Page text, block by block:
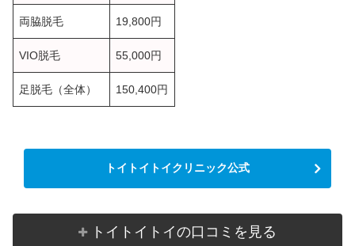
両脇脱毛 19,800円
VIO脱毛 55,000円
足脱毛（全体） 150,400円
トイトイトイクリニック公式
トイトイトイの口コミを見る